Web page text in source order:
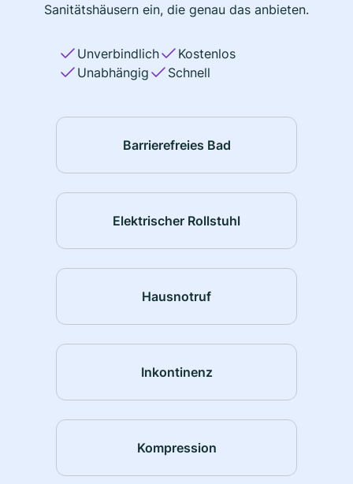
Sanitätshäusern ein, die genau das anbieten.
Unverbindlich
Kostenlos
Unabhängig
Schnell
Barrierefreies Bad
Elektrischer Rollstuhl
Hausnotruf
Inkontinenz
Kompression